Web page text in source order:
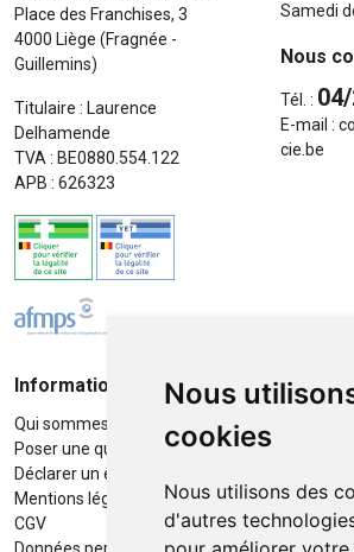
Nous
cookies
Nous utilisons des
d'autres
Place des Franchises, 3
4000 Liège (Fragnée -
Guillemins)
Titulaire : Laurence
Delhamende
TVA : BE0880.554.122
APB : 626323
Samedi
Nous
Tél. :
E-mail :
cie.be
Informations
Qui sommes-nous ?
Poser une question
Déclarer un effet indésirable
Mentions légales
CGV
Moyens